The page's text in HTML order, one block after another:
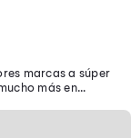
marcas a súper
más en